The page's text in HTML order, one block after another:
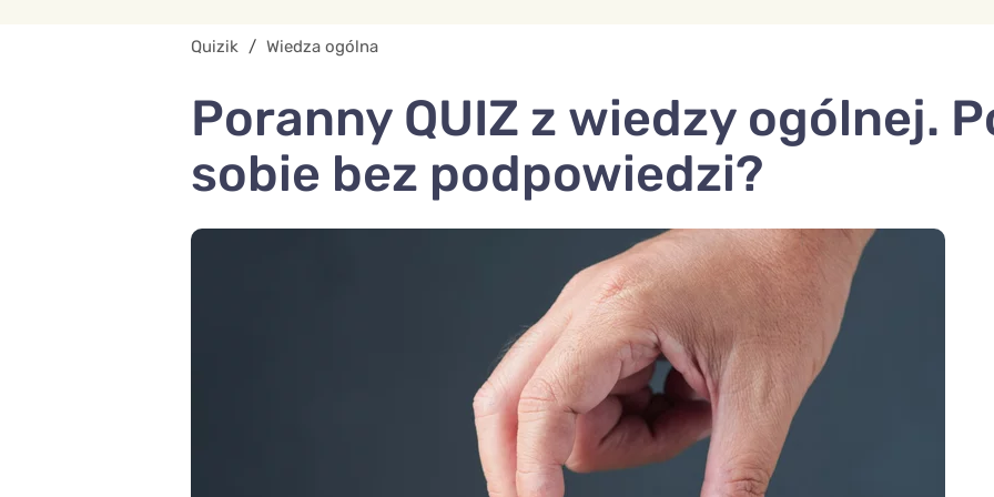
Quizik / Wiedza ogólna
Poranny QUIZ z wiedzy ogólnej.
sobie bez podpowiedzi?